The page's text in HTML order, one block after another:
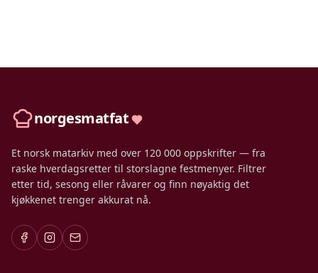
norgesmatfat
Et norsk matarkiv med over 120 000 oppskrifter — fra
raske hverdagsretter til storslagne festmenyer. Filtrer
etter tid, sesong eller råvarer og finn nøyaktig det
kjøkkenet trenger akkurat nå.